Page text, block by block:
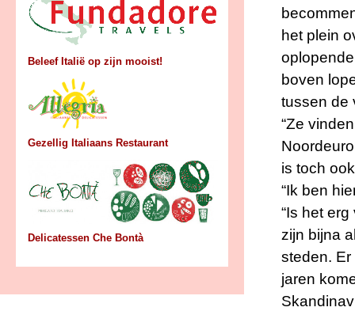
Beleef Italië op zijn mooist!
Gezellig Italiaans Restaurant
Delicatessen Che Bontà
het plein
boven
tussen de
“Ze
is toch
“Ik ben
“Is het erg
zijn bijna
steden.
jaren